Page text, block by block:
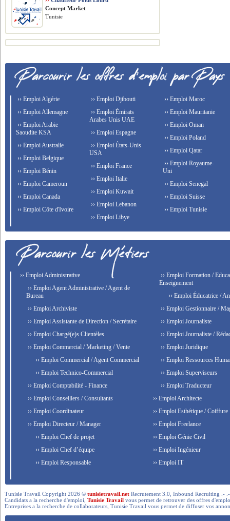
Concept Market
Tunisie
›› Emploi Algérie
›› Emploi Allemagne
›› Emploi Arabie
Saoudite KSA
›› Emploi Australie
›› Emploi Belgique
›› Emploi Bénin
›› Emploi Cameroun
›› Emploi Canada
›› Emploi Côte d'Ivoire
›› Emploi Djibouti
›› Emploi Émirats
Arabes Unis UAE
›› Emploi Espagne
›› Emploi États-Unis
USA
›› Emploi France
›› Emploi Italie
›› Emploi Kuwait
›› Emploi Lebanon
›› Emploi Libye
›› Emploi Maroc
›› Emploi Mauritanie
›› Emploi Oman
›› Emploi Poland
›› Emploi Qatar
›› Emploi Royaume-
Uni
›› Emploi Senegal
›› Emploi Suisse
›› Emploi Tunisie
›› Emploi Administrative
›› Emploi Agent Administrative / Agent de
Bureau
›› Emploi Archiviste
›› Emploi Assistante de Direction / Secrétaire
›› Emploi Chargé(e)s Clientèles
›› Emploi Commercial / Marketing / Vente
›› Emploi Commercial / Agent Commercial
›› Emploi Technico-Commercial
›› Emploi Comptabilité - Finance
›› Emploi Conseillers / Consultants
›› Emploi Coordinateur
›› Emploi Directeur / Manager
›› Emploi Chef de projet
›› Emploi Chef d’équipe
›› Emploi Responsable
›› Emploi Formation /
Enseignement
›› Emploi Éducatrice /
›› Emploi Gestionnaire /
›› Emploi Journaliste
›› Emploi Journaliste /
›› Emploi Juridique
›› Emploi Ressources
›› Emploi Superviseurs
›› Emploi Traducteur
›› Emploi Architecte
›› Emploi Esthétique / Coiffure
›› Emploi Freelance
›› Emploi Génie Civil
›› Emploi Ingénieur
›› Emploi IT
Tunisie Travail Copyright 2026 ©tunisietravail.net Recrutement 3.0, Inbound Recruiting .-
Candidats a la recherche d'emploi,Tunisie Travail vous permet de retrouver des offres
Entreprises a la recherche de collaborateurs, Tunisie Travail vous permet de diffuser vos